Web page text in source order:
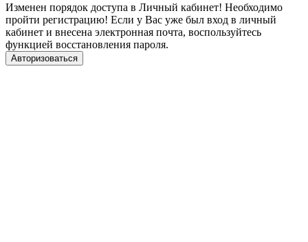
Изменен порядок доступа в Личный кабинет! Необходимо
пройти регистрацию! Если у Вас уже был вход в личный
кабинет и внесена электронная почта, воспользуйтесь
функцией восстановления пароля.
Авторизоваться